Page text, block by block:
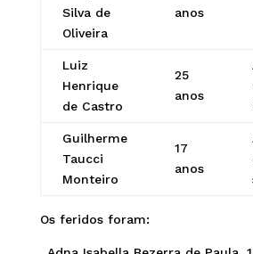
Silva de
Oliveira
anos
Luiz
Henrique
de Castro
25
anos
Guilherme
Taucci
Monteiro
17
anos
Os feridos foram: